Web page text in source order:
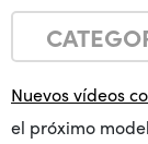
Nuevos vídeos
el próximo